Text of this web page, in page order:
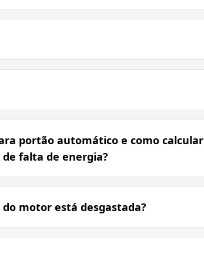
portão automático e como calcular
falta de energia?
motor está desgastada?